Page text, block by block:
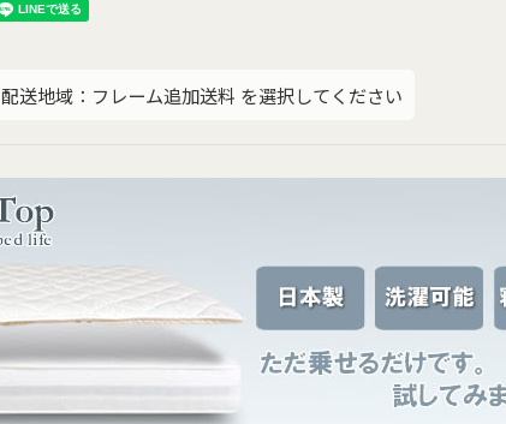
配送地域：フレーム追加送料 を選択してください